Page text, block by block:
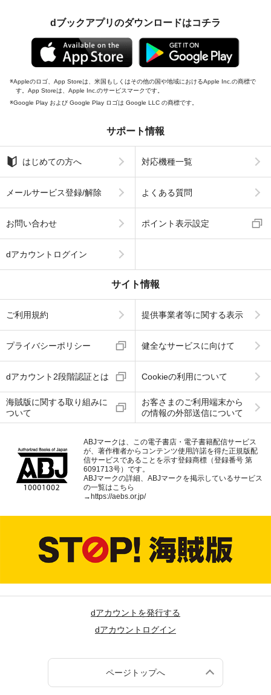
dブックアプリのダウンロードはコチラ
Appleのロゴ、App Storeは、米国もしくはその他の国や地域におけるApple Inc.の商標で
す。App Storeは、Apple Inc.のサービスマークです。
Google Play および Google Play ロゴは Google LLC の商標です。
サポート情報
はじめての方へ 対応機種一覧
メールサービス登録/解除 よくある質問
お問い合わせ ポイント表示設定
dアカウントログイン
サイト情報
ご利用規約 提供事業者等に関する表示
プライバシーポリシー 健全なサービスに向けて
dアカウント2段階認証とは Cookieの利用について
海賊版に関する取り組みに
ついて
お客さまのご利用端末から
の情報の外部送信について
ABJマークは、この電子書店・電子書籍配信サービス
が、著作権者からコンテンツ使用許諾を得た正規版配
信サービスであることを示す登録商標（登録番号 第
6091713号）です。
ABJマークの詳細、ABJマークを掲示しているサービス
の一覧はこちら
→https://aebs.or.jp/
dアカウントを発行する
dアカウントログイン
ページトップへ